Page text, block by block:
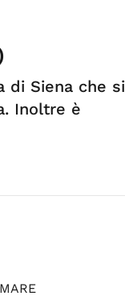
di Siena che si
Inoltre è